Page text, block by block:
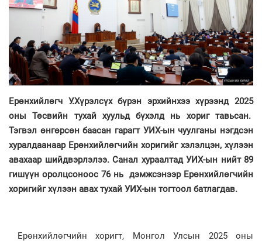
Ерөнхийлөгч У.Хүрэлсүх бүрэн эрхийнхээ хүрээнд 2025
оны Төсвийн тухай хуульд бүхэлд нь хориг тавьсан.
Тэгвэл өнгөрсөн баасан гарагт УИХ-ын чуулганы нэгдсэн
хуралдаанаар Ерөнхийлөгчийн хоригийг хэлэлцэн, хүлээн
авахаар шийдвэрлэлээ. Санал хураалтад УИХ-ын нийт 89
гишүүн оролцсоноос 76 нь дэмжсэнээр Ерөнхийлөгчийн
хоригийг хүлээн авах тухай УИХ-ын тогтоол батлагдав.
Ерөнхийлөгчийн хоригт, Монгол Улсын 2025 оны